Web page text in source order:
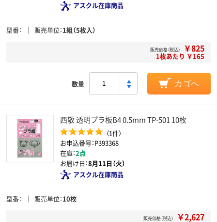
アスクル在庫商品
型番 販売単位 1組（5枚入）
販売価格（税込） ￥825
1枚あたり ￥165
数量 カゴへ
西敬 透明プラ板B4 0.5mm TP-501 10枚
（1件）
お申込番号：P393368
在庫：2点
お届け日：8月11日（火）
アスクル在庫商品
型番 販売単位 10枚
販売価格（税込） ￥2,627